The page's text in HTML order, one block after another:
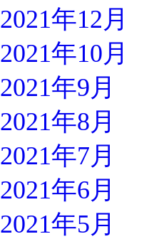
2021年12月
2021年10月
2021年9月
2021年8月
2021年7月
2021年6月
2021年5月